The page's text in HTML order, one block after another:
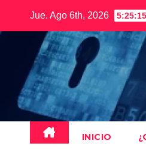
contenido
Jue. Ago 6th, 2026
INICIO